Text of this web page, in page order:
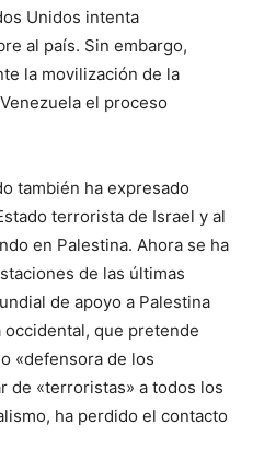
Unidos intenta
al país. Sin embargo,
la movilización de la
el proceso
también ha expresado
terrorista de Israel y al
en Palestina. Ahora se ha
de las últimas
de apoyo a Palestina
que pretende
«defensora de los
de «terroristas» a todos los
ha perdido el contacto